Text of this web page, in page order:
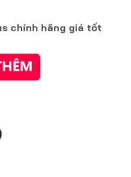
chính hãng giá tốt